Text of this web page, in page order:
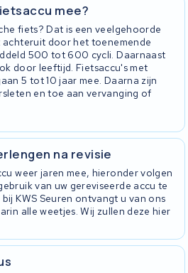
mee?
fiets? Dat is een veelgehoorde
achteruit door het toenemende
500 tot 600 cycli. Daarnaast
door leeftijd. Fietsaccu's met
5 tot 10 jaar mee. Daarna zijn
en toe aan vervanging of
na revisie
weer jaren mee, hieronder volgen
van uw gereviseerde accu te
KWS Seuren ontvangt u van ons
alle weetjes. Wij zullen deze hier